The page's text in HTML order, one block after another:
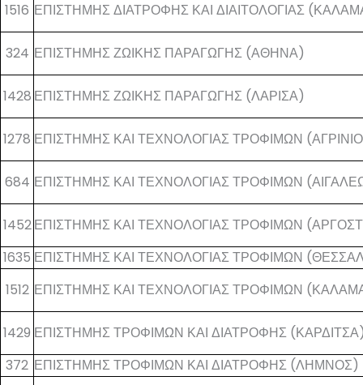
1516 ΕΠΙΣΤΗΜΗΣ ΔΙΑΤΡΟΦΗΣ ΚΑΙ ΔΙΑΙΤΟΛΟΓΙΑΣ
324 ΕΠΙΣΤΗΜΗΣ ΖΩΙΚΗΣ ΠΑΡΑΓΩΓΗΣ (ΑΘΗΝΑ)
1428 ΕΠΙΣΤΗΜΗΣ ΖΩΙΚΗΣ ΠΑΡΑΓΩΓΗΣ (ΛΑΡΙΣΑ)
1278 ΕΠΙΣΤΗΜΗΣ ΚΑΙ ΤΕΧΝΟΛΟΓΙΑΣ ΤΡΟΦΙΜΩΝ
684 ΕΠΙΣΤΗΜΗΣ ΚΑΙ ΤΕΧΝΟΛΟΓΙΑΣ ΤΡΟΦΙΜΩΝ
1452ΕΠΙΣΤΗΜΗΣ ΚΑΙ ΤΕΧΝΟΛΟΓΙΑΣ ΤΡΟΦΙΜΩΝ
1635 ΕΠΙΣΤΗΜΗΣ ΚΑΙ ΤΕΧΝΟΛΟΓΙΑΣ ΤΡΟΦΙΜΩΝ
1512 ΕΠΙΣΤΗΜΗΣ ΚΑΙ ΤΕΧΝΟΛΟΓΙΑΣ ΤΡΟΦΙΜΩΝ
1429 ΕΠΙΣΤΗΜΗΣ ΤΡΟΦΙΜΩΝ ΚΑΙ ΔΙΑΤΡΟΦΗΣ
372 ΕΠΙΣΤΗΜΗΣ ΤΡΟΦΙΜΩΝ ΚΑΙ ΔΙΑΤΡΟΦΗΣ (ΛΗΜΝΟΣ)